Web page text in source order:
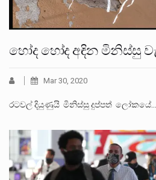
හෝද හෝද අඳින මිනිස්සු
Mar 30, 2020
රටවල් දියුණුයි මිනිස්සු දුප්පත් ලෝකයේ…